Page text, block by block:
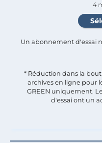
4
Un abonnement d'essai
* Réduction dans la
archives en ligne pour
GREEN uniquement.
d'essai ont un